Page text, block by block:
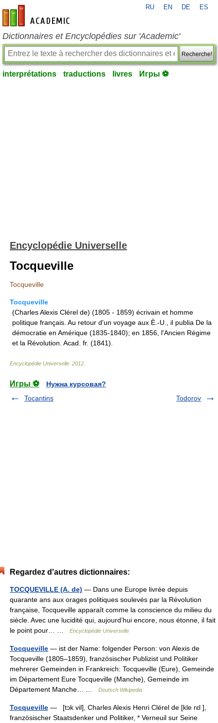
fr-academic.com
RU EN DE ES
Dictionnaires et Encyclopédies sur 'Academic'
Recherche!
interprétations traductions livres Игры ⚽
Encyclopédie Universelle
Tocqueville
Tocqueville
Tocqueville
(Charles Alexis Clérel de) (1805 - 1859) écrivain et homme
politique français. Au retour d'un voyage aux È.-U., il publia De la
démocratie en Amérique (1835-1840); en 1856, l'Ancien Régime
et la Révolution. Acad. fr. (1841).
Encyclopédie Universelle 2012
Игры ⚽
Нужна курсовая?
Tocantins
Todorov
Regardez d'autres dictionnaires:
TOCQUEVILLE (A. de) — Dans une Europe livrée depuis
quarante ans aux orages politiques soulevés par la Révolution
française, Tocqueville apparaît comme la conscience du milieu du
siècle. Avec une lucidité qui, aujourd’hui encore, nous étonne, il fait
le point pour… …
Encyclopédie Universelle
Tocqueville — ist der Name: folgender Person: von Alexis de
Tocqueville (1805–1859), französischer Publizist und Politiker
mehrerer Gemeinden in Frankreich: Tocqueville (Eure), Gemeinde
im Département Eure Tocqueville (Manche), Gemeinde im
Département Manche… …
Deutsch Wikipedia
Tocqueville — [tɔk vil], Charles Alexis Henri Clérel de [kle rɛl ],
französischer Staatsdenker und Politiker, * Verneuil sur Seine